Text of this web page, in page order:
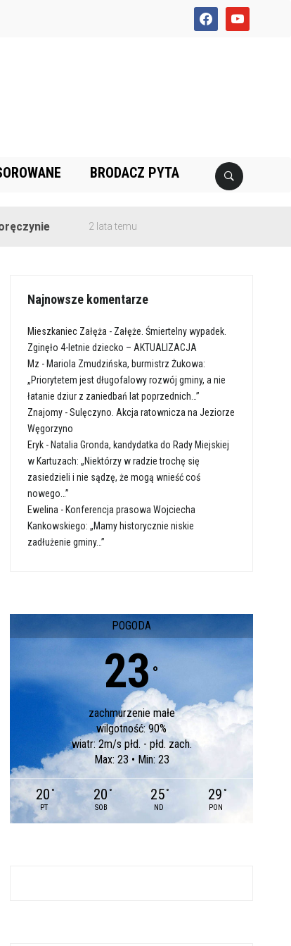
facebookyoutube
BRODACZ PYTA
2 lata temu
Najnowsze komentarze
Mieszkaniec Załęża - Załęże. Śmiertelny wypadek.
Zginęło 4-letnie dziecko – AKTUALIZACJA
Mz - Mariola Zmudzińska, burmistrz Żukowa:
„Priorytetem jest długofalowy rozwój gminy, a nie
łatanie dziur z zaniedbań lat poprzednich…”
Znajomy -Sulęczyno. Akcja ratownicza na Jeziorze
Węgorzyno
Eryk - Natalia Gronda, kandydatka do Rady Miejskiej
w Kartuzach: „Niektórzy w radzie trochę się
zasiedzieli i nie sądzę, że mogą wnieść coś
nowego…”
Ewelina - Konferencja prasowa Wojciecha
Kankowskiego: „Mamy historycznie niskie
zadłużenie gminy…”
POGODA
23 °
zachmurzenie małe
wilgotność: 90%
wiatr: 2m/s płd. - płd. zach.
Max: 23 • Min: 23
20 °
PT
20 °
SOB
25 °
ND
29 °
PON